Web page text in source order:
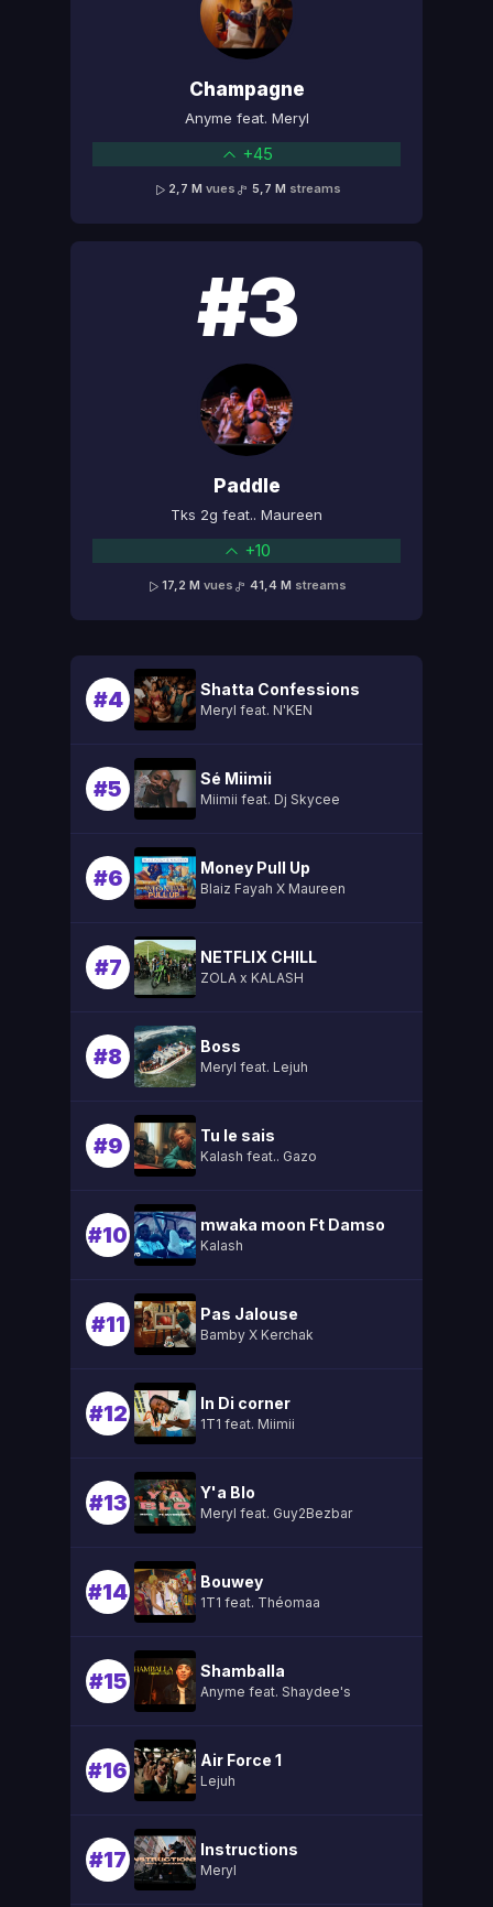
Champagne
Anyme feat. Meryl
+45
2,7 M vues 5,7 M streams
#3
Paddle
Tks 2g feat.. Maureen
+10
17,2 M vues 41,4 M streams
#4 Shatta Confessions
Meryl feat. N'KEN
#5 Sé Miimii
Miimii feat. Dj Skycee
#6 Money Pull Up
Blaiz Fayah X Maureen
#7 NETFLIX CHILL
ZOLA x KALASH
#8 Boss
Meryl feat. Lejuh
#9 Tu le sais
Kalash feat.. Gazo
#10 mwaka moon Ft Damso
Kalash
#11 Pas Jalouse
Bamby X Kerchak
#12 In Di corner
1T1 feat. Miimii
#13 Y'a Blo
Meryl feat. Guy2Bezbar
#14 Bouwey
1T1 feat. Théomaa
#15 Shamballa
Anyme feat. Shaydee's
#16 Air Force 1
Lejuh
#17 Instructions
Meryl